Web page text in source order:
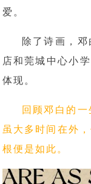
爱。
除了诗画，
店和莞城中心小
体现。
回顾邓白的
虽大多时间在外
根便是如此。